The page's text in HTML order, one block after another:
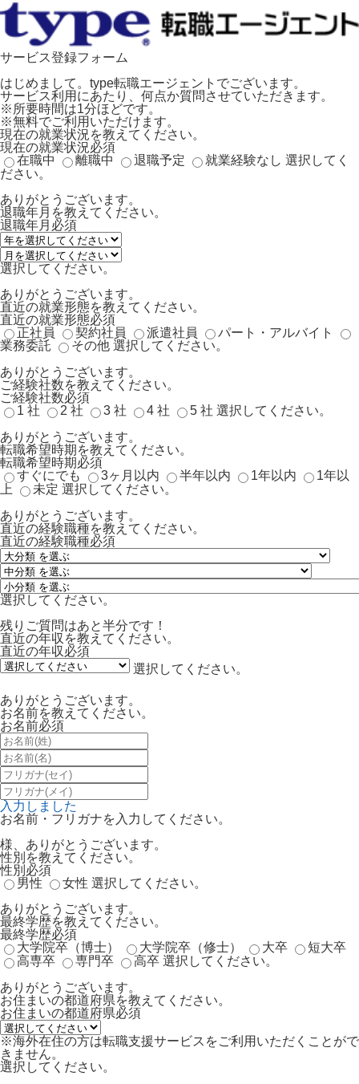
サービス登録フォーム
はじめまして。type転職エージェントでございます。
サービス利用にあたり、何点か質問させていただきます。
※所要時間は1分ほどです。
※無料でご利用いただけます。
現在の就業状況を教えてください。
現在の就業状況必須
在職中
離職中 退職予定 就業経験なし 選択してく
ださい。
ありがとうございます。
退職年月を教えてください。
退職年月 必須
選択してください。
ありがとうございます。
直近の就業形態を教えてください。
直近の就業形態必須
正社員
契約社員 派遣社員
パート・アルバイト
業務委託
その他 選択してください。
ありがとうございます。
ご経験社数を教えてください。
ご経験社数必須
1 社
2 社 3 社 4 社 5 社 選択してください。
ありがとうございます。
転職希望時期を教えてください。
転職希望時期必須
すぐにでも
3ヶ月以内 半年以内 1年以内
1年以
上
未定 選択してください。
ありがとうございます。
直近の経験職種を教えてください。
直近の経験職種必須
選択してください。
残りご質問はあと半分です！
直近の年収を教えてください。
直近の年収必須
選択してください。
ありがとうございます。
お名前を教えてください。
お名前必須
入力しました
お名前・フリガナを入力してください。
様、ありがとうございます。
性別を教えてください。
性別 必須
男性
女性 選択してください。
ありがとうございます。
最終学歴を教えてください。
最終学歴必須
大学院卒（博士）
大学院卒（修士） 大卒
短大卒
高専卒
専門卒 高卒 選択してください。
ありがとうございます。
お住まいの都道府県を教えてください。
お住まいの都道府県必須
※海外在住の方は転職支援サービスをご利用いただくことがで
きません。
選択してください。